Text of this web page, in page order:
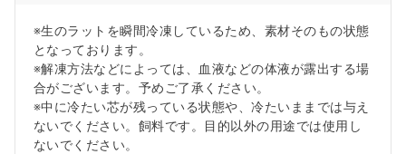
※生のラットを瞬間冷凍しているため、素材そのもの状態
となっております。
※解凍方法などによっては、血液などの体液が露出する場
合がございます。予めご了承ください。
※中に冷たい芯が残っている状態や、冷たいままでは与え
ないでください。飼料です。目的以外の用途では使用し
ないでください。